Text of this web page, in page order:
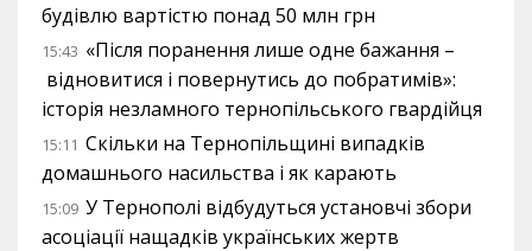
будівлю вартістю понад 50 млн грн
15:43 «Після поранення лише одне бажання –
відновитися і повернутись до побратимів»:
історія незламного тернопільського гвардійця
15:11 Скільки на Тернопільщині випадків
домашнього насильства і як карають
15:09 У Тернополі відбудуться установчі збори
асоціації нащадків українських жертв